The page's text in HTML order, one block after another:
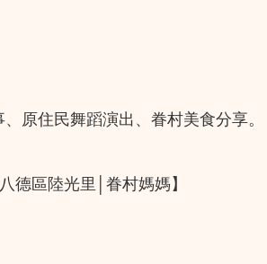
原住民舞蹈演出、眷村美食分享。
八德區陸光里│眷村媽媽】